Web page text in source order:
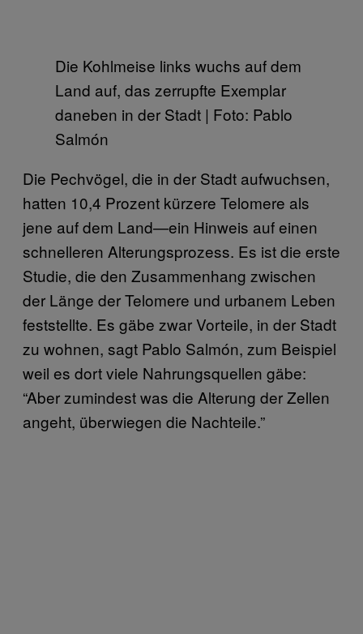
Die Kohlmeise links wuchs auf dem
Land auf, das zerrupfte Exemplar
daneben in der Stadt | Foto: Pablo
Salmón
Die Pechvögel, die in der Stadt aufwuchsen,
hatten 10,4 Prozent kürzere Telomere als
jene auf dem Land—ein Hinweis auf einen
schnelleren Alterungsprozess. Es ist die erste
Studie, die den Zusammenhang zwischen
der Länge der Telomere und urbanem Leben
feststellte. Es gäbe zwar Vorteile, in der Stadt
zu wohnen, sagt Pablo Salmón, zum Beispiel
weil es dort viele Nahrungsquellen gäbe:
“Aber zumindest was die Alterung der Zellen
angeht, überwiegen die Nachteile.”